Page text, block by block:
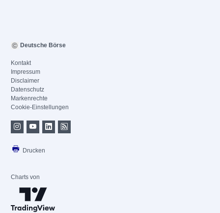
Deutsche Börse
Kontakt
Impressum
Disclaimer
Datenschutz
Markenrechte
Cookie-Einstellungen
Drucken
Charts von